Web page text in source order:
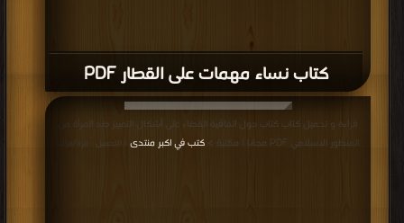
كتاب نساء مهمات على القطار PDF
قراءة و تحميل كتاب كتاب حول اتفاقية القضاء على أشكال التمييز ضد المرأة من
المنظور الاسلامي PDF مجانا | مكتبة >
كتب في اكبر منتدى | التحميل : مرة/مرات